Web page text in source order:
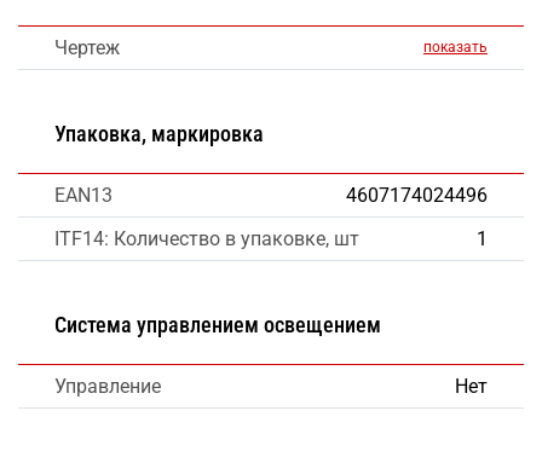
Чертеж показать
Упаковка, маркировка
EAN13
4607174024496
ITF14: Количество в упаковке, шт
1
Система управлением освещением
Управление Нет